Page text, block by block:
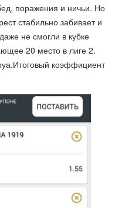
поражения и ничьи. Но
стабильно забивает и
не смогли в кубке
20 место в лиге 2.
коэффициент